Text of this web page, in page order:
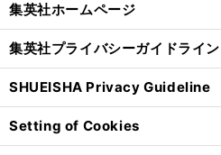
集英社ホームページ
集英社プライバシーガイドライン
SHUEISHA Privacy Guideline
Setting of Cookies